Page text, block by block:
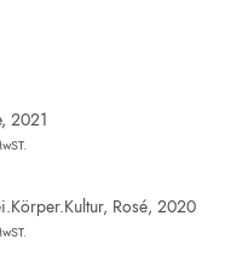
2021
Rosé, 2020